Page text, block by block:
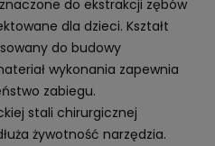
do ekstrakcji zębów
dla dzieci. Kształt
do budowy
wykonania zapewnia
zabiegu.
stali chirurgicznej
żywotność narzędzia.